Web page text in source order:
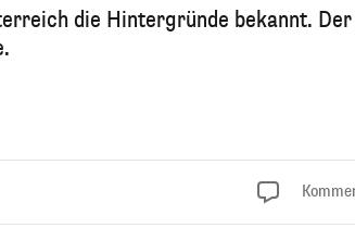
die Hintergründe bekannt. Der